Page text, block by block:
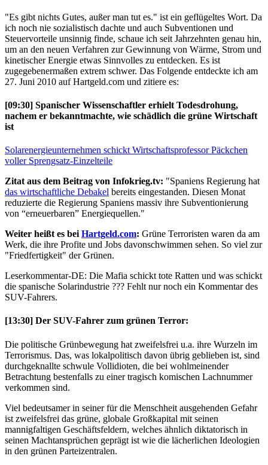
"Es gibt nichts Gutes, außer man tut es." ist ein geflügeltes Wort. Da
ich noch nie sozialistisch dachte und auch Subventionen und
Steuervorteile unsinnig finde, schaue ich seit Jahrzehnten genau hin,
um an den neuen Verfahren zur Gewinnung von Wärme, Strom und
kinetischer Energie etwas Sinnvolles zu entdecken. Es ist
zugegebenermaßen extrem schwer. Das Folgende entdeckte ich am
27. Juni 2010 auf Hartgeld.com und zitiere es:
[09:30] Spanischer Wissenschaftler erhielt Todesdrohung,
nachem er bekanntmachte, wie schädlich die grüne Wirtschaft
ist
Solarenergieunternehmen schickt Wirtschaftsprofessor Päckchen
voller Sprengsatz-Einzelteile
Zitat aus dem Beitrag von Infokrieg.tv: "Spaniens Regierung hat
das wirtschaftliche Debakel bereits eingestanden. Diesen Monat
reduzierte die Regierung Spaniens massiv ihre Subventionierung
von “erneuerbaren” Energiequellen."
Weiter heißt es bei Hartgeld.com: Grüne Terroristen waren da am
Werk, die ihre Profite und Jobs davonschwimmen sehen. So viel zur
"Friedfertigkeit" der Grünen.
Leserkommentar-DE: Die Mafia schickt tote Ratten und was schickt
die spanische Solarindustrie ??? Fehlt nur noch ein Kommentar des
SUV-Fahrers.
[13:30] Der SUV-Fahrer zum grünen Terror:
Die politische Grünbewegung hat zweifelsfrei u.a. ihre Wurzeln im
Terrorismus. Das, was lokalpolitisch davon übrig geblieben ist, sind
durchgeknallte schwule Vollidioten, die bei wohlmeinender
Betrachtung bestenfalls zu einer tragisch komischen Lachnummer
verkommen sind.
Viel bedeutsamer in seiner für die Menschheit ausgehenden Gefahr
ist zweifelsfrei das grüne, globale Großkapital mit seinen
mannigfaltigen Geschäftsfeldern, welches ähnlich diktatorisch in
seinen Machtansprüchen geprägt ist wie die lächerlichen Ideologien
in den grünen Parteizentralen.